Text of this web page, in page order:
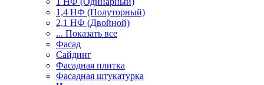
1,4 НФ (Полуторный)
2,1 НФ (Двойной)
... Показать все
Фасад
Сайдинг
Фасадная плитка
Фасадная штукатурка